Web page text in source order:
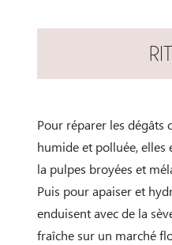
Pour réparer les dégâts
humide et polluée, elles
la pulpes broyées et
Puis pour apaiser et
enduisent avec de la
fraîche sur un marché